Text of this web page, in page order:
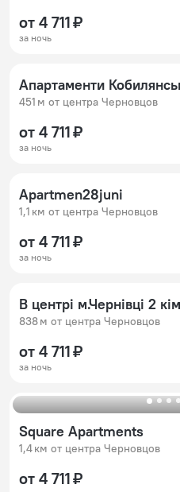
от 4 711 ₽
за ночь
Апартаменти
451 м от центра Черновцов
от 4 711 ₽
за ночь
Apartmen28juni
1,1 км от центра Черновцов
от 4 711 ₽
за ночь
838 м от центра Черновцов
от 4 711 ₽
за ночь
Square Apartments
1,4 км от центра Черновцов
от 4 711 ₽